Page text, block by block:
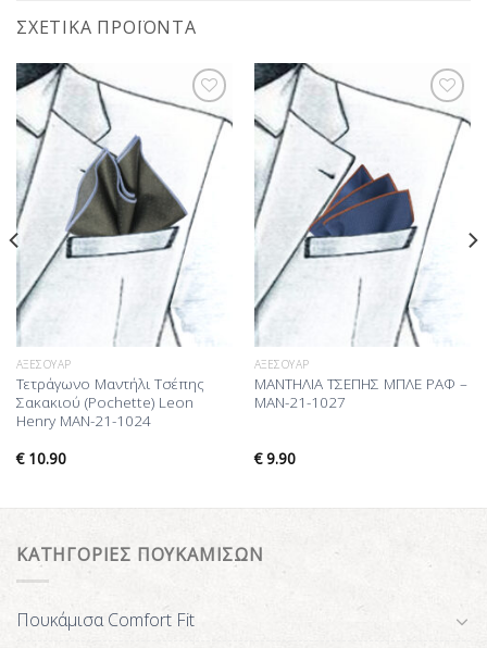
ΣΧΕΤΙΚΆ ΠΡΟΪΌΝΤΑ
Προσθήκη
στη Λίστα
Επιθυμίας
ΑΞΕΣΟΥΆΡ
Τετράγωνο Μαντήλι Τσέπης
Σακακιού (Pochette) Leon
Henry MAN-21-1024
€10.90
Προσθήκη
στη Λίστα
Επιθυμίας
ΑΞΕΣΟΥΆΡ
ΜΑΝΤΗΛΙΑ ΤΣΕΠΗΣ ΜΠΛΕ ΡΑΦ –
MAN-21-1027
€9.90
ΚΑΤΗΓΟΡΙΕΣ ΠΟΥΚΑΜΙΣΩΝ
Πουκάμισα Comfort Fit